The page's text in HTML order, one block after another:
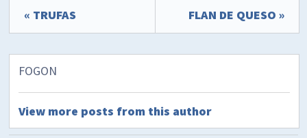
« TRUFAS FLAN DE QUESO »
FOGON
View more posts from this author